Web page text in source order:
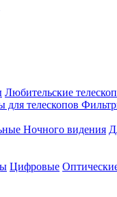
Любительские
телескопов
Ночного видения
Цифровые